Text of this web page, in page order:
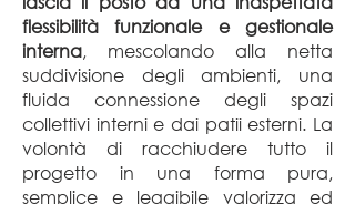
flessibilità funzionale e gestionale
interna, mescolando alla netta
suddivisione degli ambienti, una
fluida connessione degli spazi
collettivi interni e dai patii esterni. La
volontà di racchiudere tutto il
progetto in una forma pura,
semplice e leggibile valorizza ed